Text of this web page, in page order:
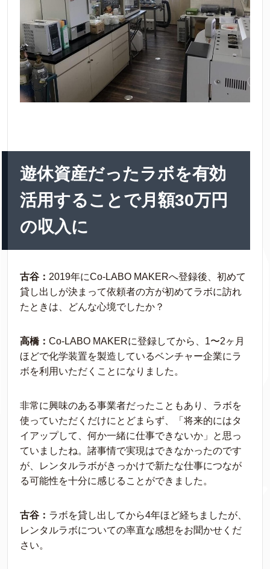
遊休資産だったラボを有効
活用することで月額30万円
の収入に
古谷： 2019年にCo-LABO MAKERへ登録後、初めて
貸し出しが決まって依頼者の方が初めてラボに訪れ
たときは、どんな心境でしたか？
高橋： Co-LABO MAKERに登録してから、1〜2ヶ月
ほどで化学装置を製造しているベンチャー企業にラ
ボを利用いただくことになりました。
非常に興味のある事業者だったこともあり、ラボを
使っていただくだけにとどまらず、「将来的にはタ
イアップして、何か一緒に仕事できないか」と思っ
ていましたね。諸事情で実現はできなかったのです
が、レンタルラボがきっかけで新たな仕事につなが
る可能性を十分に感じることができました。
古谷： ラボを貸し出してから4年ほど経ちましたが、
レンタルラボについての率直な感想をお聞かせくだ
さい。